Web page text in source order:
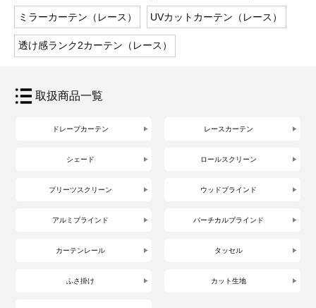
ミラーカーテン（レース） UVカットカーテン（レース）
透け感ランク2カーテン（レース）
取扱商品一覧
ドレープカーテン レースカーテン
シェード ロールスクリーン
プリーツスクリーン ウッドブラインド
アルミブラインド バーチカルブラインド
カーテンレール タッセル
ふさ掛け カット生地